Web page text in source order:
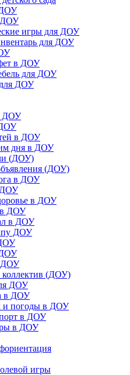
ДОУ
ДОУ
игры для ДОУ
для ДОУ
в ДОУ
для ДОУ
ДОУ
ДОУ
в ДОУ
дня в ДОУ
(ДОУ)
(ДОУ)
в ДОУ
ДОУ
в ДОУ
ДОУ
в ДОУ
ДОУ
ДОУ
коллектив (ДОУ)
ДОУ
в ДОУ
и погоды в ДОУ
в ДОУ
в ДОУ
игры